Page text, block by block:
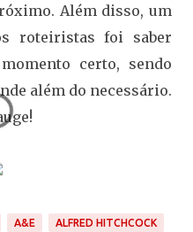
Além disso, um
roteiristas foi saber
certo, sendo
além do necessário.
A&E ALFRED HITCHCOCK